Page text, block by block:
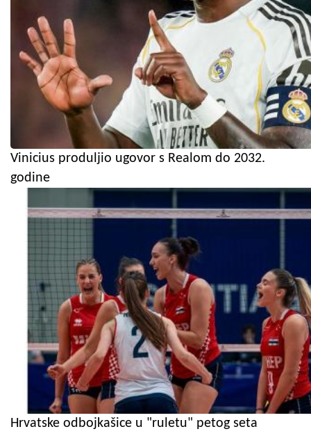
Vinicius produljio ugovor s Realom do 2032.
godine
Hrvatske odbojkašice u "ruletu" petog seta